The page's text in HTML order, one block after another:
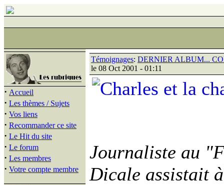
· Accueil
· Les thèmes / Sujets
· Vos liens
· Recommander ce site
· Le Hit du site
· Le forum
· Les membres
· Votre compte membre
Témoignages: DERNIER ALBUM...
le 08 Oct 2001 - 01:11
Journaliste au
Dicale assistait